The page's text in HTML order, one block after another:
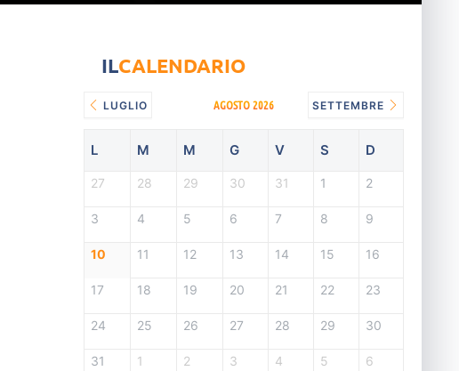
ILCALENDARIO
LUGLIO AGOSTO 2026 SETTEMBRE
L M M G V S D
27 28 29 30 31 1 2
3 4 5 6 7 8 9
10 11 12 13 14 15 16
17 18 19 20 21 22 23
24 25 26 27 28 29 30
31 1 2 3 4 5 6